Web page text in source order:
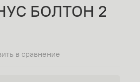
БОЛТОН 2
в сравнение